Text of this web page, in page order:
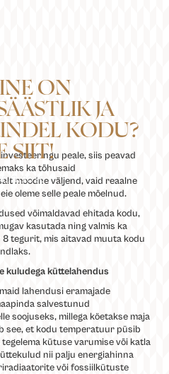
ON
JA
KODU?
SIIT!
6/3/2026
peale, siis peavad
ka tõhusaid
moodne väljend, vaid reaalne
oleme selle peale mõelnud.
võimaldavad ehitada kodu,
kasutada ning valmis ka
tegurit, mis aitavad muuta kodu
kuludega küttelahendus
lahendusi eramajade
salvestunud
soojuseks, millega köetakse maja
see, et kodu temperatuur püsib
kütuse varumise või katla
nii palju energiahinna
või fossiilkütuste